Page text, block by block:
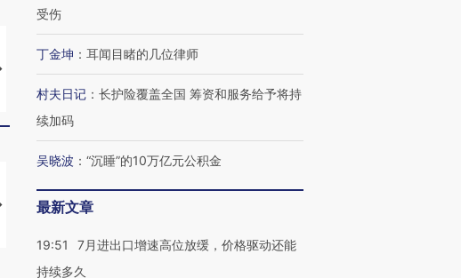
马航飞行员跨国走私7万
粒摇头丸 尿检体内含3种
度Z世代 用街头抗争将教
育部长拱下台
机”？难民潮撕裂西班牙
飞地休达
视线｜全球最热百城独占
阿根廷3-0阿尔及利亚
兹奖得主的“非天才”拼图
受伤
丁金坤 ： 耳闻目睹的几位律师
村夫日记 ： 长护险覆盖全国 筹资和服务给予将持
续加码
吴晓波 ： “沉睡”的10万亿元公积金
最新文章
19:51
7月进出口增速高位放缓，价格驱动还能
持续多久